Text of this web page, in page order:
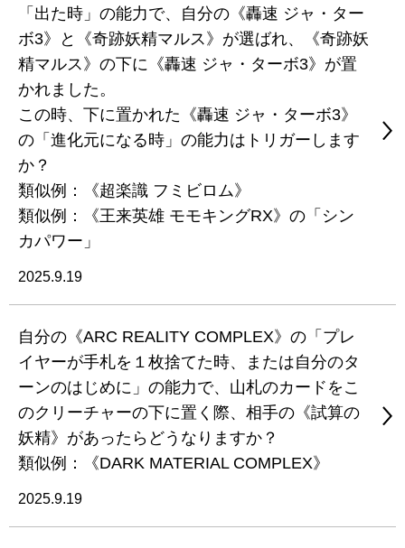
「出た時」の能力で、自分の《轟速 ジャ・ター
ボ3》と《奇跡妖精マルス》が選ばれ、《奇跡妖
精マルス》の下に《轟速 ジャ・ターボ3》が置
かれました。
この時、下に置かれた《轟速 ジャ・ターボ3》
の「進化元になる時」の能力はトリガーします
か？
類似例：《超楽識 フミビロム》
類似例：《王来英雄 モモキングRX》の「シン
カパワー」
2025.9.19
自分の《ARC REALITY COMPLEX》の「プレ
イヤーが手札を１枚捨てた時、または自分のタ
ーンのはじめに」の能力で、山札のカードをこ
のクリーチャーの下に置く際、相手の《試算の
妖精》があったらどうなりますか？
類似例：《DARK MATERIAL COMPLEX》
2025.9.19